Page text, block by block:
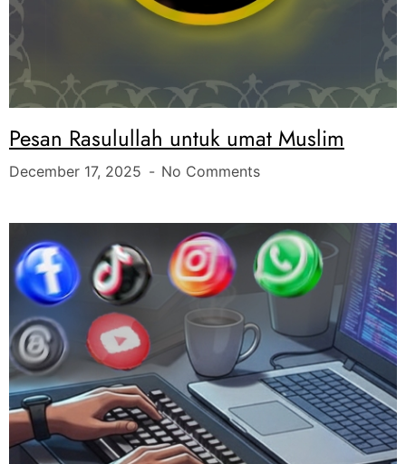
Pesan Rasulullah untuk umat Muslim
December 17, 2025 No Comments